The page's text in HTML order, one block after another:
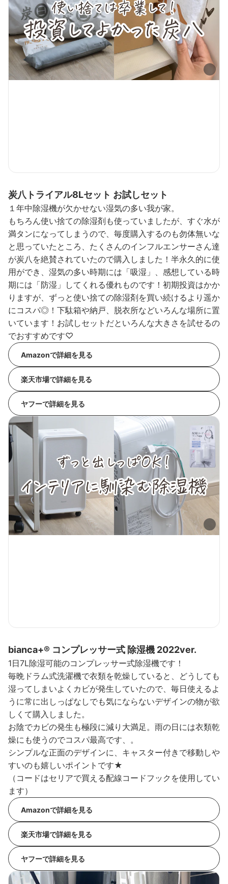
炭八トライアル8Lセット お試しセット
１年中除湿機が欠かせない湿気の多い我が家。
もちろん使い捨ての除湿剤も使っていましたが、すぐ水が
満タンになってしまうので、毎度購入するのも勿体無いな
と思っていたところ、たくさんのインフルエンサーさん達
が炭八を絶賛されていたので購入しました！半永久的に使
用ができ、湿気の多い時期には「吸湿」、感想している時
期には「防湿」してくれる優れものです！初期投資はかか
りますが、ずっと使い捨ての除湿剤を買い続けるより遥か
にコスパ◎！下駄箱や納戸、脱衣所などいろんな場所に置
いています！お試しセットだといろんな大きさを試せるの
でおすすめです♡
Amazonで詳細を見る
楽天市場で詳細を見る
ヤフーで詳細を見る
bianca+® コンプレッサー式 除湿機 2022ver.
1日7L除湿可能のコンプレッサー式除湿機です！
毎晩ドラム式洗濯機で衣類を乾燥していると、どうしても
湿ってしまいよくカビが発生していたので、毎日使えるよ
うに常に出しっぱなしでも気にならないデザインの物が欲
しくて購入しました。
お陰でカビの発生も極段に減り大満足。雨の日には衣類乾
燥にも使うのでコスパ最高です、。
シンプルな正面のデザインに、キャスター付きで移動しや
すいのも嬉しいポイントです★
（コードはセリアで買える配線コードフックを使用してい
ます）
Amazonで詳細を見る
楽天市場で詳細を見る
ヤフーで詳細を見る